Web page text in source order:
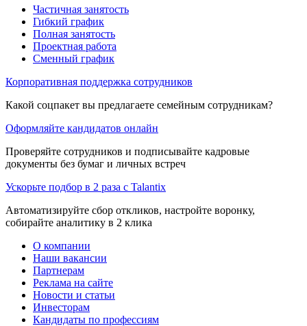
Частичная занятость
Гибкий график
Полная занятость
Проектная работа
Сменный график
Корпоративная поддержка сотрудников
Какой соцпакет вы предлагаете семейным сотрудникам?
Оформляйте кандидатов онлайн
Проверяйте сотрудников и подписывайте кадровые
документы без бумаг и личных встреч
Ускорьте подбор в 2 раза с Talantix
Автоматизируйте сбор откликов, настройте воронку,
собирайте аналитику в 2 клика
О компании
Наши вакансии
Партнерам
Реклама на сайте
Новости и статьи
Инвесторам
Кандидаты по профессиям